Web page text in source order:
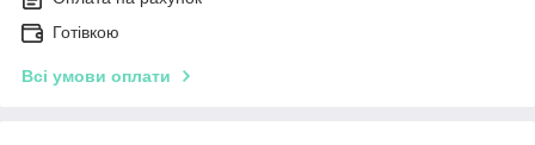
Готівкою
Всі умови оплати